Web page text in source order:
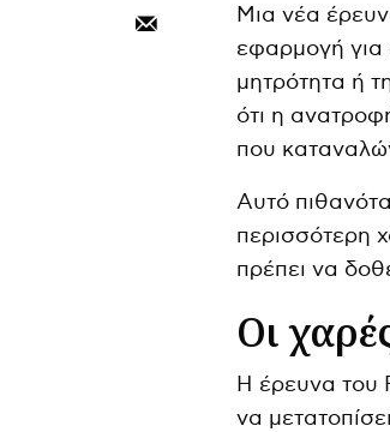
Μια νέα
εφαρμογή για
μητρότητα ή
ότι η
που
Αυτό
περισσότερη
πρέπει να
Οι
Η έρευνα του
να